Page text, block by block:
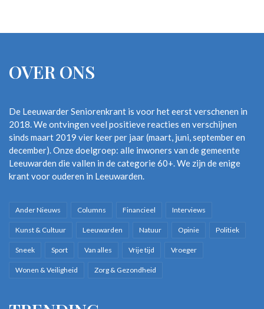
OVER ONS
De Leeuwarder Seniorenkrant is voor het eerst verschenen in
2018. We ontvingen veel positieve reacties en verschijnen
sinds maart 2019 vier keer per jaar (maart, juni, september en
december). Onze doelgroep: alle inwoners van de gemeente
Leeuwarden die vallen in de categorie 60+. We zijn de enige
krant voor ouderen in Leeuwarden.
Ander Nieuws Columns Financieel Interviews
Kunst & Cultuur Leeuwarden Natuur Opinie Politiek
Sneek Sport Van alles Vrije tijd Vroeger
Wonen & Veiligheid Zorg & Gezondheid